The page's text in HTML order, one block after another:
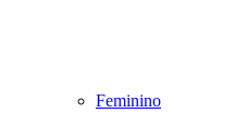
Feminino